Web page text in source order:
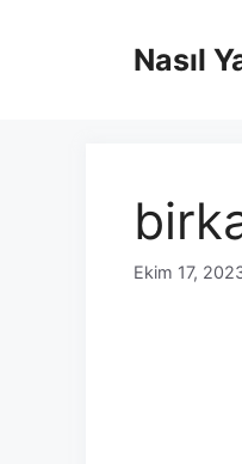
Nasıl
Ekim 17,